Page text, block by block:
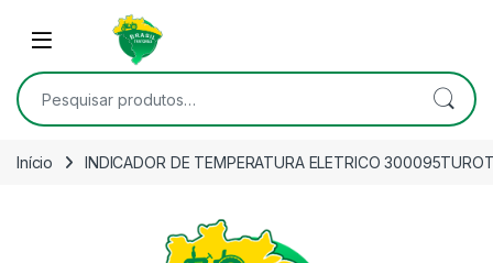
Skip to navigation
Open
Pesquisar por:
Início INDICADOR DE TEMPERATURA ELETRICO